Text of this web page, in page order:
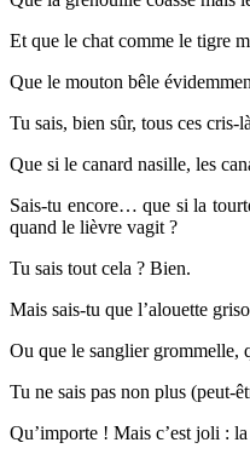
Et que le chat comme le tigre
Que le mouton bêle
Tu sais, bien sûr, tous ces cris-
Que si le canard nasille, les
Sais-tu encore… que si la
quand le lièvre vagit ?
Tu sais tout cela ? Bien.
Mais sais-tu que l’alouette
Ou que le sanglier grommelle,
Tu ne sais pas non plus (peut-
Qu’importe ! Mais c’est joli :